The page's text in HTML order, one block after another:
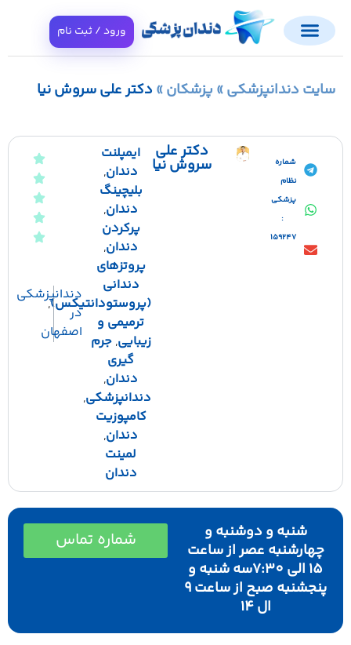
ورود / ثبت نام
دندانپزشکی»پزشکان»دکتر علی سروش نیا
شماره
پزشکی
159247
دکتر علی
سروش نیا
ایمپلنت
دندان,
بلیچینگ
دندان,
پرکردن
دندان,
پروتزهای
دندانی
(پروستودانتیکس),
ترمیمی و
زیبایی,جرم
گیری
دندان,
دندانپزشکی,
کامپوزیت
دندان,
لمینت
دندان
دندانپزشکی
اصفهان
شنبه و دوشنبه و
چهارشنبه عصر از ساعت
١٥ الی 7:30سه شنبه و
پنجشنبه صبح از ساعت ٩
شماره تماس